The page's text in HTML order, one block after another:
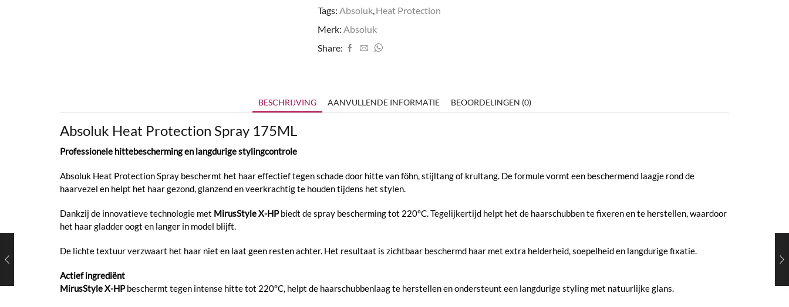
Tags: Absoluk,Heat Protection
Merk: Absoluk
Share:
BESCHRIJVING AANVULLENDE INFORMATIE BEOORDELINGEN (0)
Absoluk Heat Protection Spray 175ML
Professionele hittebescherming en langdurige stylingcontrole
Absoluk Heat Protection Spray beschermt het haar effectief tegen schade door hitte van föhn, stijltang of krultang. De formule vormt een beschermend laagje rond de
haarvezel en helpt het haar gezond, glanzend en veerkrachtig te houden tijdens het stylen.
Dankzij de innovatieve technologie met MirusStyle X-HPbiedt de spray bescherming tot 220°C. Tegelijkertijd helpt het de haarschubben te fixeren en te herstellen, waardoor
het haar gladder oogt en langer in model blijft.
De lichte textuur verzwaart het haar niet en laat geen resten achter. Het resultaat is zichtbaar beschermd haar met extra helderheid, soepelheid en langdurige fixatie.
Actief ingrediënt
MirusStyle X-HPbeschermt tegen intense hitte tot 220°C, helpt de haarschubbenlaag te herstellen en ondersteunt een langdurige styling met natuurlijke glans.